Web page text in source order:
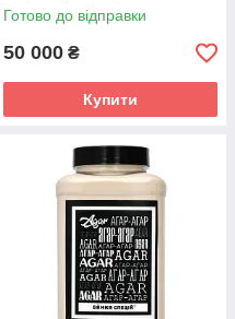
Готово до відправки
50 000 ₴
Купити